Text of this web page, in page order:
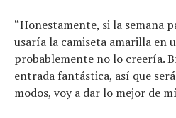
“Honestamente, si la semana
usaría la camiseta amarilla en
probablemente no lo creería.
entrada fantástica, así que
modos, voy a dar lo mejor de